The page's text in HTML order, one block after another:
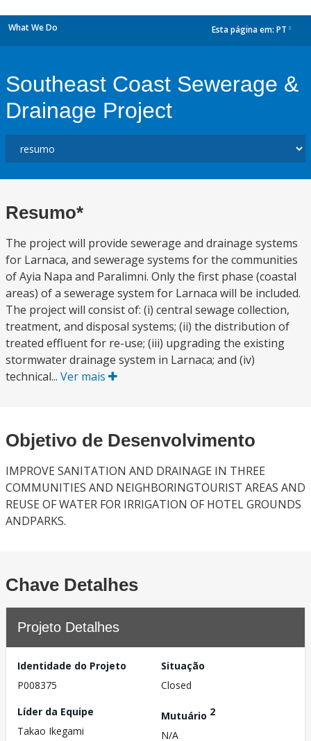
What We Do Esta página em: PT
Southeast Coast Sewerage &
Drainage Project
Resumo*
The project will provide sewerage and drainage systems
for Larnaca, and sewerage systems for the communities
of Ayia Napa and Paralimni. Only the first phase (coastal
areas) of a sewerage system for Larnaca will be included.
The project will consist of: (i) central sewage collection,
treatment, and disposal systems; (ii) the distribution of
treated effluent for re-use; (iii) upgrading the existing
stormwater drainage system in Larnaca; and (iv)
technical... Ver mais
Objetivo de Desenvolvimento
IMPROVE SANITATION AND DRAINAGE IN THREE
COMMUNITIES AND NEIGHBORINGTOURIST AREAS AND
REUSE OF WATER FOR IRRIGATION OF HOTEL GROUNDS
ANDPARKS.
Chave Detalhes
Projeto Detalhes
Identidade do Projeto
P008375
Situação
Closed
Líder da Equipe
Takao Ikegami
Mutuário 2
N/A